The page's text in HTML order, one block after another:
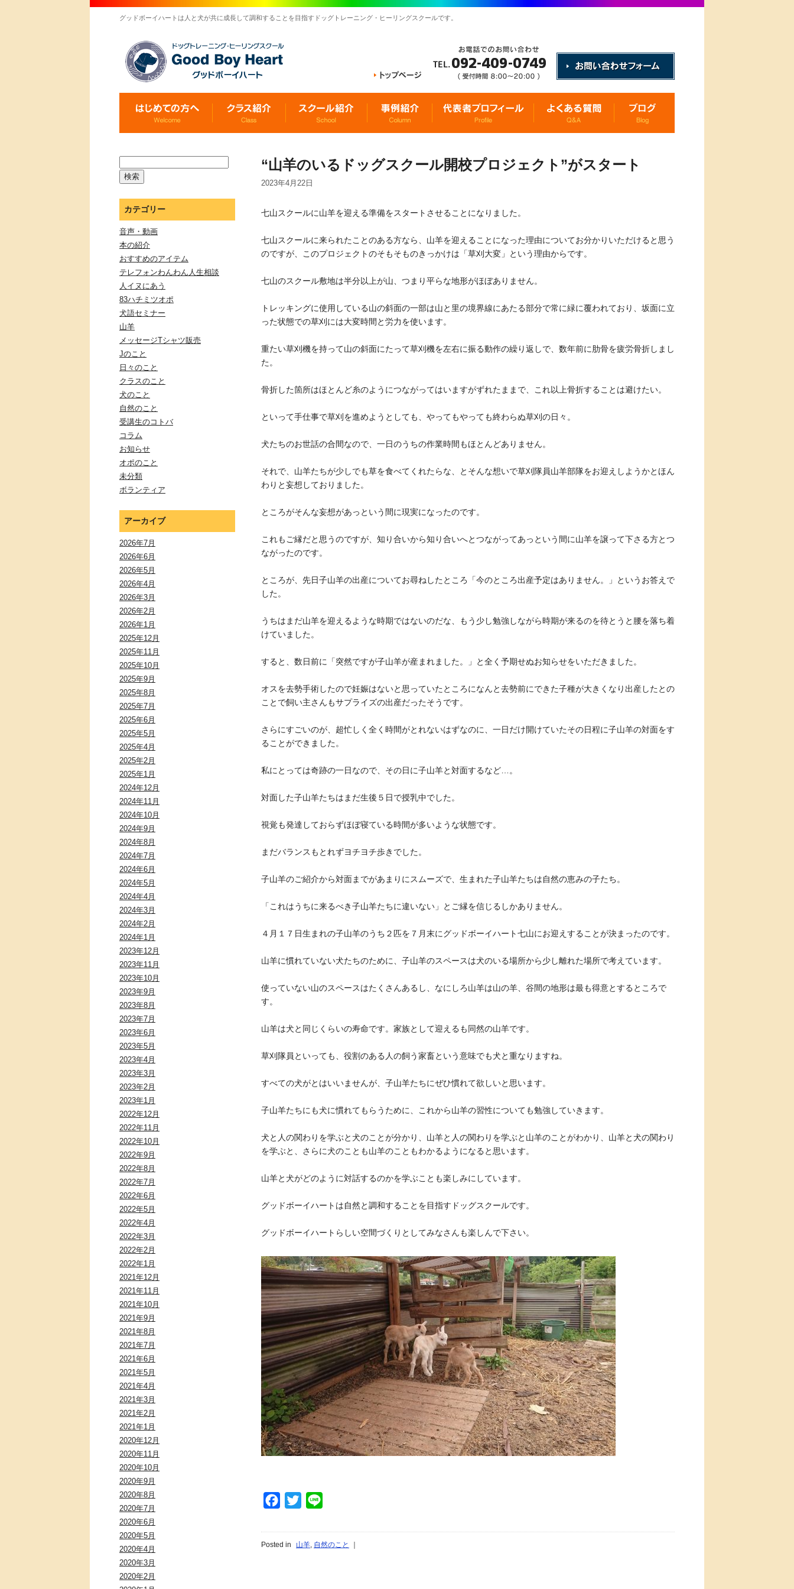
グッドボーイハートは人と犬が共に成長して調和することを目指すドッグトレーニング・ヒーリングスクールです。
カテゴリー
音声・動画
本の紹介
おすすめのアイテム
テレフォンわんわん人生相談
人イヌにあう
83ハチミツオポ
犬語セミナー
山羊
メッセージTシャツ販売
Jのこと
日々のこと
クラスのこと
犬のこと
自然のこと
受講生のコトバ
コラム
お知らせ
オポのこと
未分類
ボランティア
アーカイブ
2026年7月
2026年6月
2026年5月
2026年4月
2026年3月
2026年2月
2026年1月
2025年12月
2025年11月
2025年10月
2025年9月
2025年8月
2025年7月
2025年6月
2025年5月
2025年4月
2025年2月
2025年1月
2024年12月
2024年11月
2024年10月
2024年9月
2024年8月
2024年7月
2024年6月
2024年5月
2024年4月
2024年3月
2024年2月
2024年1月
2023年12月
2023年11月
2023年10月
2023年9月
2023年8月
2023年7月
2023年6月
2023年5月
2023年4月
2023年3月
2023年2月
2023年1月
2022年12月
2022年11月
2022年10月
2022年9月
2022年8月
2022年7月
2022年6月
2022年5月
2022年4月
2022年3月
2022年2月
2022年1月
2021年12月
2021年11月
2021年10月
2021年9月
2021年8月
2021年7月
2021年6月
2021年5月
2021年4月
2021年3月
2021年2月
2021年1月
2020年12月
2020年11月
2020年10月
2020年9月
2020年8月
2020年7月
2020年6月
2020年5月
2020年4月
2020年3月
2020年2月
“山羊のいるドッグスクール開校プロジェクト”がスタート
2023年4月22日
七山スクールに山羊を迎える準備をスタートさせることになりました。
七山スクールに来られたことのある方なら、山羊を迎えることになった理由についてお分かりいただけると思う
のですが、このプロジェクトのそもそものきっかけは「草刈大変」という理由からです。
七山のスクール敷地は半分以上が山、つまり平らな地形がほぼありません。
トレッキングに使用している山の斜面の一部は山と里の境界線にあたる部分で常に緑に覆われており、坂面に立
った状態での草刈には大変時間と労力を使います。
重たい草刈機を持って山の斜面にたって草刈機を左右に振る動作の繰り返しで、数年前に肋骨を疲労骨折しまし
た。
骨折した箇所はほとんど糸のようにつながってはいますがずれたままで、これ以上骨折することは避けたい。
といって手仕事で草刈を進めようとしても、やってもやっても終わらぬ草刈の日々。
犬たちのお世話の合間なので、一日のうちの作業時間もほとんどありません。
それで、山羊たちが少しでも草を食べてくれたらな、とそんな想いで草刈隊員山羊部隊をお迎えしようかとほん
わりと妄想しておりました。
ところがそんな妄想があっという間に現実になったのです。
これもご縁だと思うのですが、知り合いから知り合いへとつながってあっという間に山羊を譲って下さる方とつ
ながったのです。
ところが、先日子山羊の出産についてお尋ねしたところ「今のところ出産予定はありません。」というお答えで
した。
うちはまだ山羊を迎えるような時期ではないのだな、もう少し勉強しながら時期が来るのを待とうと腰を落ち着
けていました。
すると、数日前に「突然ですが子山羊が産まれました。」と全く予期せぬお知らせをいただきました。
オスを去勢手術したので妊娠はないと思っていたところになんと去勢前にできた子種が大きくなり出産したとの
ことで飼い主さんもサプライズの出産だったそうです。
さらにすごいのが、超忙しく全く時間がとれないはずなのに、一日だけ開けていたその日程に子山羊の対面をす
ることができました。
私にとっては奇跡の一日なので、その日に子山羊と対面するなど…。
対面した子山羊たちはまだ生後５日で授乳中でした。
視覚も発達しておらずほぼ寝ている時間が多いような状態です。
まだバランスもとれずヨチヨチ歩きでした。
子山羊のご紹介から対面までがあまりにスムーズで、生まれた子山羊たちは自然の恵みの子たち。
「これはうちに来るべき子山羊たちに違いない」とご縁を信じるしかありません。
４月１７日生まれの子山羊のうち２匹を７月末にグッドボーイハート七山にお迎えすることが決まったのです。
山羊に慣れていない犬たちのために、子山羊のスペースは犬のいる場所から少し離れた場所で考えています。
使っていない山のスペースはたくさんあるし、なにしろ山羊は山の羊、谷間の地形は最も得意とするところで
す。
山羊は犬と同じくらいの寿命です。家族として迎えるも同然の山羊です。
草刈隊員といっても、役割のある人の飼う家畜という意味でも犬と重なりますね。
すべての犬がとはいいませんが、子山羊たちにぜひ慣れて欲しいと思います。
子山羊たちにも犬に慣れてもらうために、これから山羊の習性についても勉強していきます。
犬と人の関わりを学ぶと犬のことが分かり、山羊と人の関わりを学ぶと山羊のことがわかり、山羊と犬の関わり
を学ぶと、さらに犬のことも山羊のこともわかるようになると思います。
山羊と犬がどのように対話するのかを学ぶことも楽しみにしています。
グッドボーイハートは自然と調和することを目指すドッグスクールです。
グッドボーイハートらしい空間づくりとしてみなさんも楽しんで下さい。
Facebook
Twitter
Posted in 山羊, 自然のこと